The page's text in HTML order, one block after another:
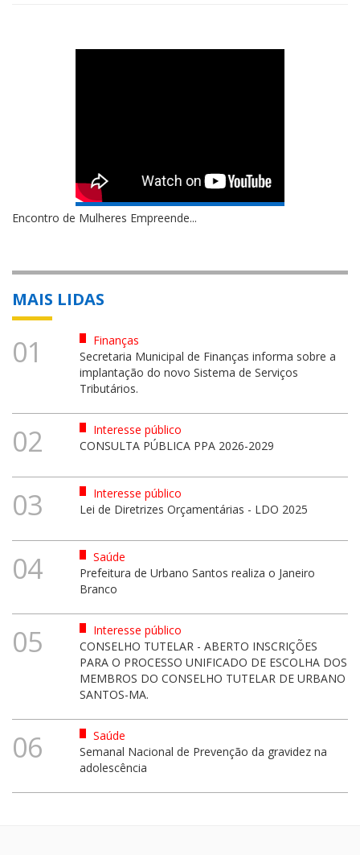
Encontro de Mulheres Empreende...
MAIS LIDAS
01
Finanças
Secretaria Municipal de Finanças informa sobre a
implantação do novo Sistema de Serviços
Tributários.
02
Interesse público
CONSULTA PÚBLICA PPA 2026-2029
03
Interesse público
Lei de Diretrizes Orçamentárias - LDO 2025
04
Saúde
Prefeitura de Urbano Santos realiza o Janeiro
Branco
05
Interesse público
CONSELHO TUTELAR - ABERTO INSCRIÇÕES
PARA O PROCESSO UNIFICADO DE ESCOLHA DOS
MEMBROS DO CONSELHO TUTELAR DE URBANO
SANTOS-MA.
06
Saúde
Semanal Nacional de Prevenção da gravidez na
adolescência